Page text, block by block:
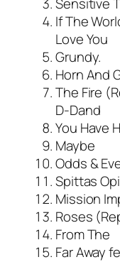
If The
Love You
Grundy.
Horn And
The Fire
D-Dand
You Have
Maybe
Odds &
Spittas
Mission
Roses
From The
Far Away